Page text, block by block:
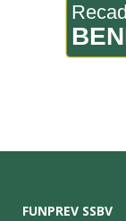
FUNPREV SSBV